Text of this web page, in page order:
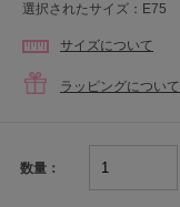
選択されたサイズ：E75
サイズについて
ラッピングについて
数量：